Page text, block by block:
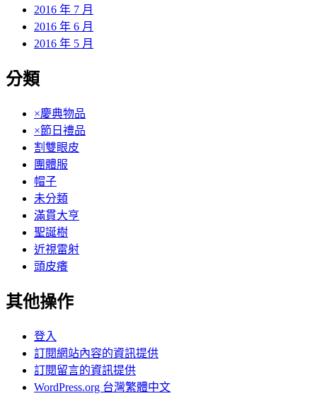
2016 年 7 月
2016 年 6 月
2016 年 5 月
分類
×慶典物品
×節日禮品
割雙眼皮
團體服
帽子
未分類
滿貫大亨
聖誕樹
近視雷射
頭皮癢
其他操作
登入
訂閱網站內容的資訊提供
訂閱留言的資訊提供
WordPress.org 台灣繁體中文